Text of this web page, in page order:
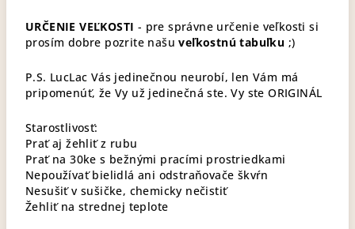
URČENIE VEĽKOSTI - pre správne určenie veľkosti si
prosím dobre pozrite našu veľkostnú tabuľku ;)
P.S. LucLac Vás jedinečnou neurobí, len Vám má
pripomenúť, že Vy už jedinečná ste. Vy ste ORIGINÁL
Starostlivosť:
Prať aj žehliť z rubu
Prať na 30ke s bežnými pracími prostriedkami
Nepoužívať bielidlá ani odstraňovače škvŕn
Nesušiť v sušičke, chemicky nečistiť
Žehliť na strednej teplote